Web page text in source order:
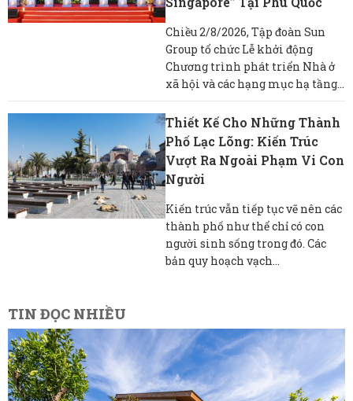
Chiều 2/8/2026, Tập đoàn Sun
Group tổ chức Lễ khởi động
Chương trình phát triển Nhà ở
xã hội và các hạng mục hạ tầng...
Thiết Kế Cho Những Thành
Phố Lạc Lõng: Kiến Trúc
Vượt Ra Ngoài Phạm Vi Con
Người
Kiến trúc vẫn tiếp tục vẽ nên các
thành phố như thể chỉ có con
người sinh sống trong đó. Các
bản quy hoạch vạch...
TIN ĐỌC NHIỀU